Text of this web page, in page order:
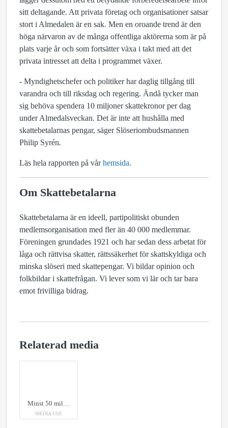
sitt deltagande. Att privata företag och organisationer satsar
stort i Almedalen är en sak. Men en oroande trend är den
höga närvaron av de många offentliga aktörerna som är på
plats varje år och som fortsätter växa i takt med att det
privata intresset att delta i programmet växer.
- Myndighetschefer och politiker har daglig tillgång till
varandra och till riksdag och regering. Ändå tycker man
sig behöva spendera 10 miljoner skattekronor per dag
under Almedalsveckan. Det är inte att hushålla med
skattebetalarnas pengar, säger Slöseriombudsmannen
Philip Syrén.
Läs hela rapporten på vårhemsida.
Om Skattebetalarna
Skattebetalarna är en ideell, partipolitiskt obunden
medlemsorganisation med fler än 40 000 medlemmar.
Föreningen grundades 1921 och har sedan dess arbetat för
låga och rättvisa skatter, rättssäkerhet för skattskyldiga och
minska slöseri med skattepengar. Vi bildar opinion och
folkbildar i skattefrågan. Vi lever som vi lär och tar bara
emot frivilliga bidrag.
Relaterad media
Minst 50 miljoner kronor men sannolikt avsevärt mer, så mycket kostar Almedalsveckan för skattebetalarna visar en ny rapport från Skattebetalarnas Förening.
MEDIA USE